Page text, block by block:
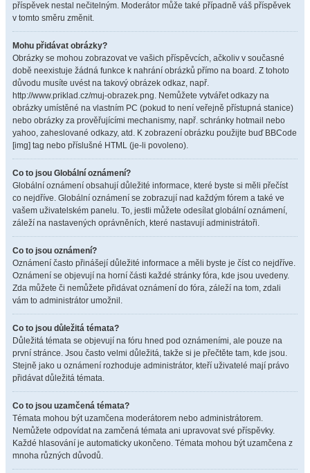
příspěvek nestal nečitelným. Moderátor může také případně váš příspěvek
v tomto směru změnit.
Mohu přidávat obrázky?
Obrázky se mohou zobrazovat ve vašich příspěvcích, ačkoliv v současné
době neexistuje žádná funkce k nahrání obrázků přímo na board. Z tohoto
důvodu musíte uvést na takový obrázek odkaz, např.
http://www.priklad.cz/muj-obrazek.png. Nemůžete vytvářet odkazy na
obrázky umístěné na vlastním PC (pokud to není veřejně přístupná stanice)
nebo obrázky za prověřujícími mechanismy, např. schránky hotmail nebo
yahoo, zaheslované odkazy, atd. K zobrazení obrázku použijte buď BBCode
[img] tag nebo příslušné HTML (je-li povoleno).
Co to jsou Globální oznámení?
Globální oznámení obsahují důležité informace, které byste si měli přečíst
co nejdříve. Globální oznámení se zobrazují nad každým fórem a také ve
vašem uživatelském panelu. To, jestli můžete odesílat globální oznámení,
záleží na nastavených oprávněních, které nastavují administrátoři.
Co to jsou oznámení?
Oznámení často přinášejí důležité informace a měli byste je číst co nejdříve.
Oznámení se objevují na horní části každé stránky fóra, kde jsou uvedeny.
Zda můžete či nemůžete přidávat oznámení do fóra, záleží na tom, zdali
vám to administrátor umožnil.
Co to jsou důležitá témata?
Důležitá témata se objevují na fóru hned pod oznámeními, ale pouze na
první stránce. Jsou často velmi důležitá, takže si je přečtěte tam, kde jsou.
Stejně jako u oznámení rozhoduje administrátor, kteří uživatelé mají právo
přidávat důležitá témata.
Co to jsou uzamčená témata?
Témata mohou být uzamčena moderátorem nebo administrátorem.
Nemůžete odpovídat na zamčená témata ani upravovat své příspěvky.
Každé hlasování je automaticky ukončeno. Témata mohou být uzamčena z
mnoha různých důvodů.